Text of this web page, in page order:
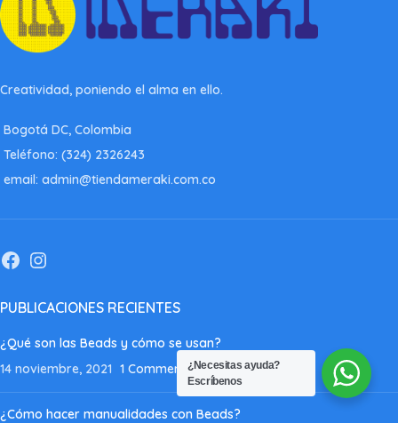
Creatividad, poniendo el alma en ello.
Bogotá DC, Colombia
Teléfono: (324) 2326243
email: admin@tiendameraki.com.co
PUBLICACIONES RECIENTES
¿Qué son las Beads y cómo se usan?
14 noviembre, 2021 1 Comment
¿Cómo hacer manualidades con Beads?
¿Necesitas ayuda?
Escríbenos